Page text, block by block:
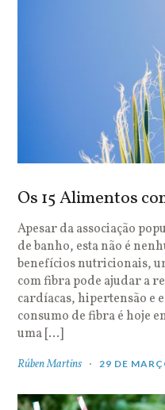
Os 15 Alimentos
Apesar da associação
de banho, esta não é
benefícios nutricionais,
com fibra pode ajudar a
cardíacas, hipertensão e
consumo de fibra é hoje
uma […]
Rúben Martins 29 DE